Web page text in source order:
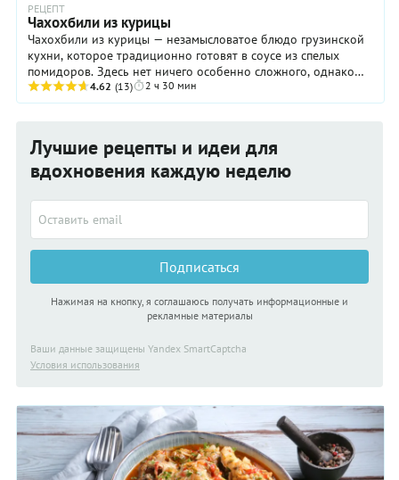
РЕЦЕПТ
Чахохбили из курицы
Чахохбили из курицы — незамысловатое блюдо грузинской
кухни, которое традиционно готовят в соусе из спелых
помидоров. Здесь нет ничего особенно сложного, однако
стоит помнить, что на него придется ...
4.62 (13) 2 ч 30 мин
Лучшие рецепты и идеи для
вдохновения каждую неделю
Подписаться
Нажимая на кнопку, я соглашаюсь получать информационные и
рекламные материалы
Ваши данные защищены Yandex SmartCaptcha
Условия использования